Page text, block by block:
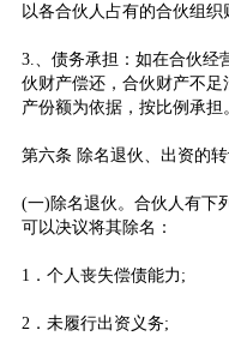
以各合伙人占有的合伙组织
3.、债务承担：如在合伙经
伙财产偿还，合伙财产不
产份额为依据，按比例承担
第六条 除名退伙、出资的转
(一)除名退伙。合伙人有下
可以决议将其除名：
1．个人丧失偿债能力;
2．未履行出资义务;